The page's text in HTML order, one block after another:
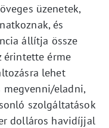
üzenetek,
és
állítja össze
érintette érme
lehet
megvenni/eladni,
szolgáltatások
dolláros havidíjjal